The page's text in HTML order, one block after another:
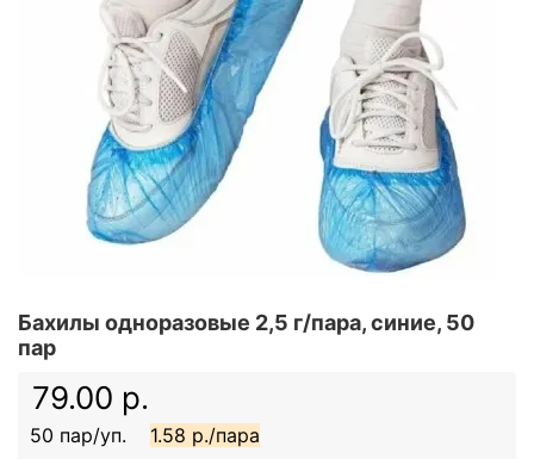
Бахилы одноразовые 2,5 г/пара, синие, 50
пар
79.00 р.
50 пар/уп. 1.58 р./пара